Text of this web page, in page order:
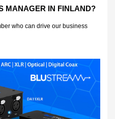
MANAGER IN FINLAND?
who can drive our business